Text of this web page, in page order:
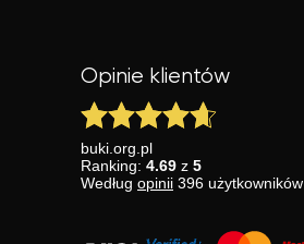
Opinie klientów
buki.org.pl
Ranking: 4.69 z 5
Według opinii 396 użytkowników